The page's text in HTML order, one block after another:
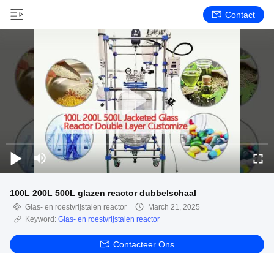
Contact
100L 200L 500L glazen reactor dubbelschaal
Glas- en roestvrijstalen reactor
March 21, 2025
Keyword: Glas- en roestvrijstalen reactor
Contacteer Ons